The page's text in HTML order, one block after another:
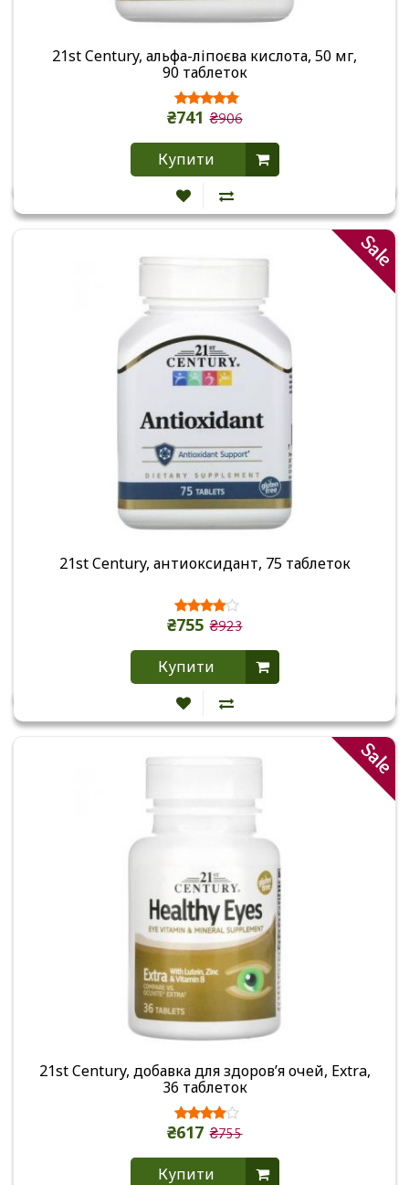
21st Century, альфа-ліпоєва кислота, 50 мг,
90 таблеток
₴741 ₴906
Купити
Sale
21st Century, антиоксидант, 75 таблеток
₴755 ₴923
Купити
Sale
21st Century, добавка для здоров’я очей, Extra,
36 таблеток
₴617 ₴755
Купити